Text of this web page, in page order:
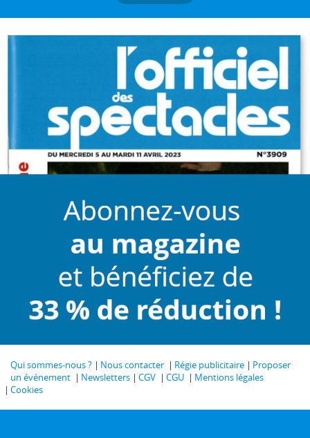
Qui sommes-nous ? Nous contacter Régie publicitaire
Proposer
un événement
Newsletters CGV CGU
Mentions légales
Cookies